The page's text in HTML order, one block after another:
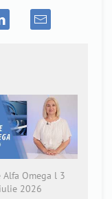
Alfa Omega l 3
iulie 2026